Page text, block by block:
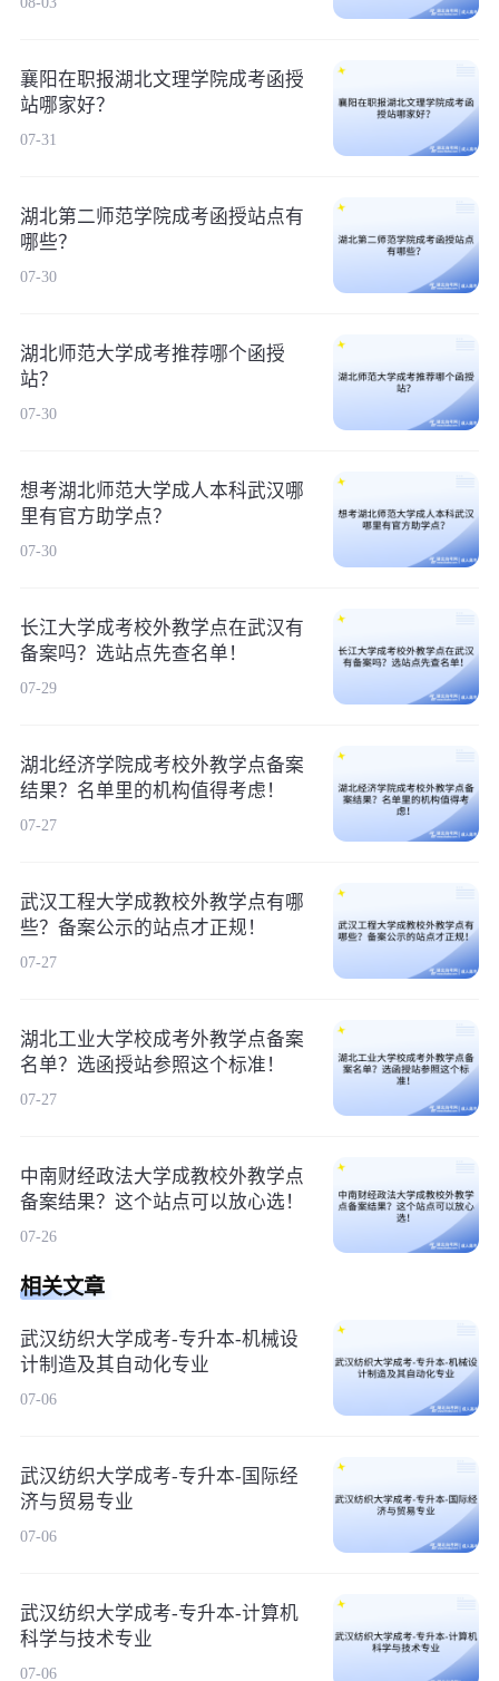
襄阳在职报湖北文理学院成考函授
站哪家好？
07-31
湖北第二师范学院成考函授站点有
哪些？
07-30
湖北师范大学成考推荐哪个函授
站？
07-30
想考湖北师范大学成人本科武汉哪
里有官方助学点？
07-30
长江大学成考校外教学点在武汉有
备案吗？选站点先查名单！
07-29
湖北经济学院成考校外教学点备案
结果？名单里的机构值得考虑！
07-27
武汉工程大学成教校外教学点有哪
些？备案公示的站点才正规！
07-27
湖北工业大学校成考外教学点备案
名单？选函授站参照这个标准！
07-27
中南财经政法大学成教校外教学点
备案结果？这个站点可以放心选！
07-26
相关文章
武汉纺织大学成考-专升本-机械设
计制造及其自动化专业
07-06
武汉纺织大学成考-专升本-国际经
济与贸易专业
07-06
武汉纺织大学成考-专升本-计算机
科学与技术专业
07-06